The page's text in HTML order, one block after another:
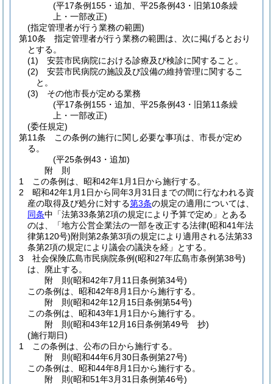
(平17条例155・追加、平25条例43・旧第10条繰
上・一部改正)
(指定管理者が行う業務の範囲)
第10条
指定管理者が行う業務の範囲は、次に掲げるとおり
とする。
(1)
安芸市民病院における診療及び検診に関すること。
(2)
安芸市民病院の施設及び設備の維持管理に関するこ
と。
(3)
その他市長が定める業務
(平17条例155・追加、平25条例43・旧第11条繰
上・一部改正)
(委任規定)
第11条
この条例の施行に関し必要な事項は、市長が定め
る。
(平25条例43・追加)
附 則
1
この条例は、昭和42年1月1日から施行する。
2
昭和42年1月1日から同年3月31日までの間に行なわれる資
産の取得及び処分に対する第3条の規定の適用については、
同条中「法第33条第2項の規定により予算で定め」とある
のは、「地方公営企業法の一部を改正する法律(昭和41年法
律第120号)附則第2条第3項の規定により適用される法第33
条第2項の規定により議会の議決を経」とする。
3
社会保険広島市民病院条例(昭和27年広島市条例第38号)
は、廃止する。
附 則(昭和42年7月11日条例第34号)
この条例は、昭和42年8月1日から施行する。
附 則(昭和42年12月15日条例第54号)
この条例は、昭和43年1月1日から施行する。
附 則(昭和43年12月16日条例第49号 抄)
(施行期日)
1
この条例は、公布の日から施行する。
附 則(昭和44年6月30日条例第27号)
この条例は、昭和44年8月1日から施行する。
附 則(昭和51年3月31日条例第46号)